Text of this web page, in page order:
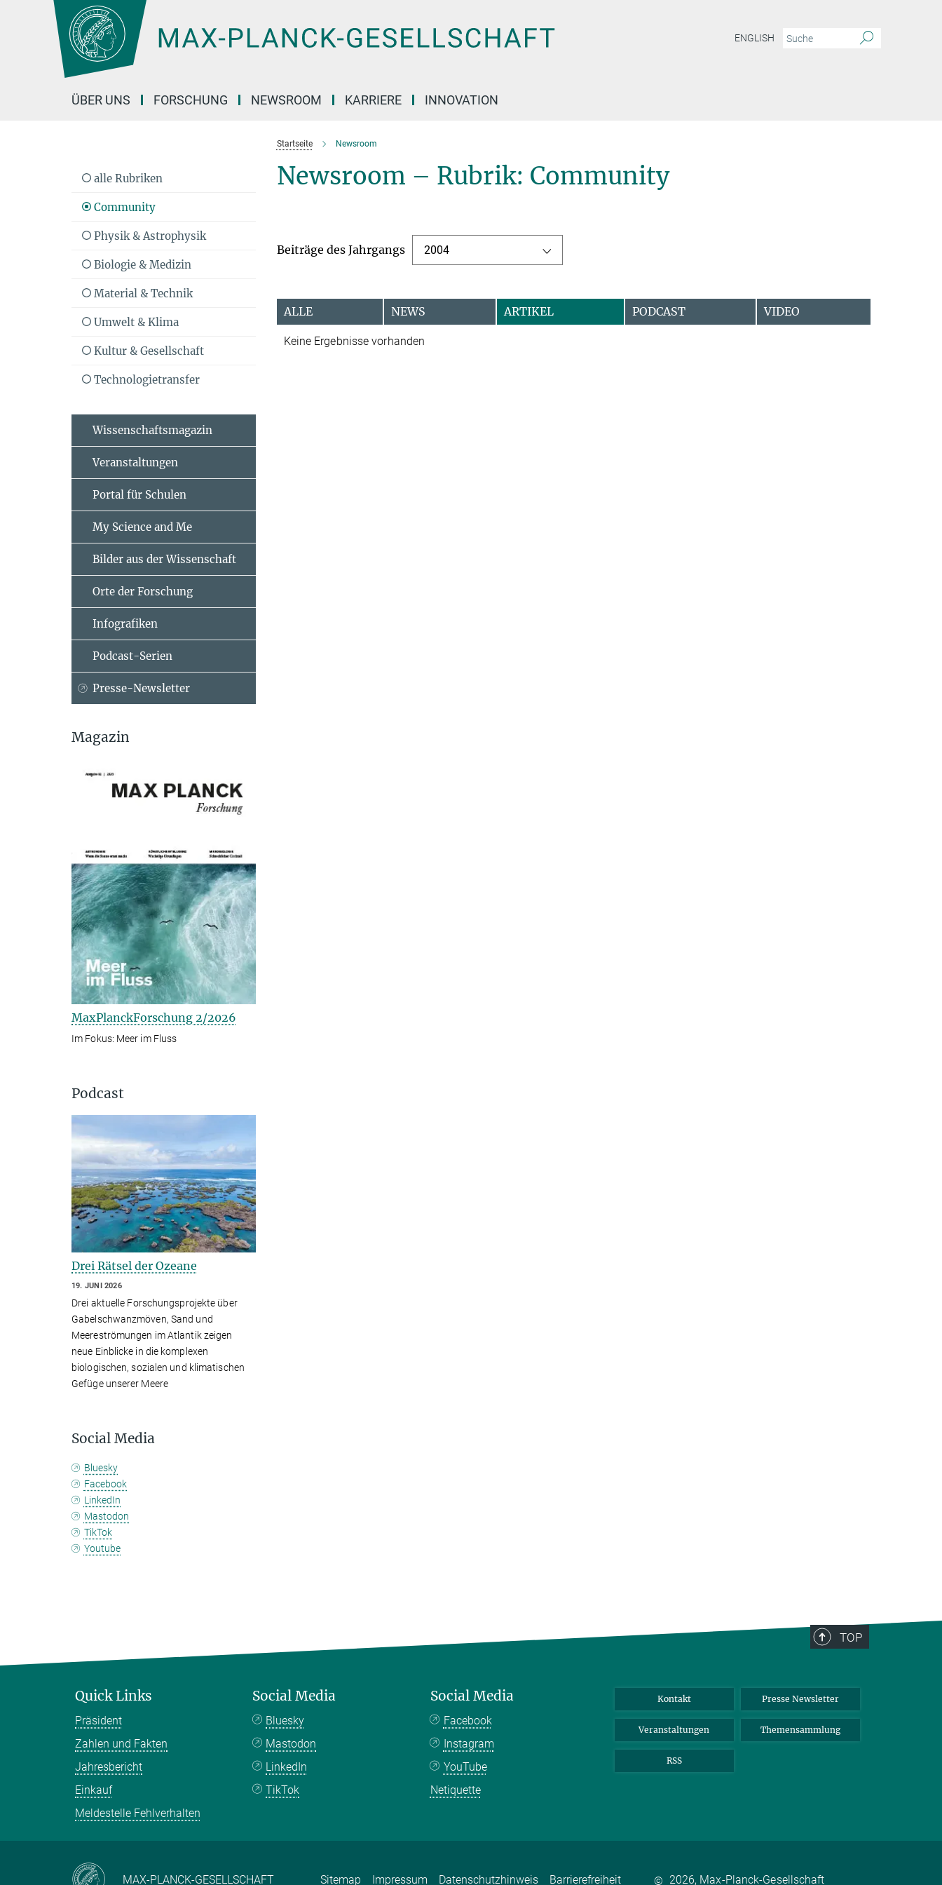
Hauptinhalt
ENGLISH
ÜBER UNS FORSCHUNG NEWSROOM KARRIERE INNOVATION
Startseite Newsroom
Newsroom – Rubrik: Community
Beiträge des Jahrgangs 2004
ALLE NEWS ARTIKEL PODCAST VIDEO
Keine Ergebnisse vorhanden
alle Rubriken
Community
Physik & Astrophysik
Biologie & Medizin
Material & Technik
Umwelt & Klima
Kultur & Gesellschaft
Technologietransfer
Wissenschaftsmagazin
Veranstaltungen
Portal für Schulen
My Science and Me
Bilder aus der Wissenschaft
Orte der Forschung
Infografiken
Podcast-Serien
Presse-Newsletter
Magazin
MaxPlanckForschung 2/2026
Im Fokus: Meer im Fluss
Podcast
Drei Rätsel der Ozeane
19. JUNI 2026
Drei aktuelle Forschungsprojekte über
Gabelschwanzmöven, Sand und
Meereströmungen im Atlantik zeigen
neue Einblicke in die komplexen
biologischen, sozialen und klimatischen
Gefüge unserer Meere
Social Media
Bluesky
Facebook
LinkedIn
Mastodon
TikTok
Youtube
TOP
Quick Links
Präsident
Zahlen und Fakten
Jahresbericht
Einkauf
Meldestelle Fehlverhalten
Social Media
Bluesky
Mastodon
LinkedIn
TikTok
Social Media
Facebook
Instagram
YouTube
Netiquette
Kontakt Presse Newsletter
Veranstaltungen Themensammlung
RSS
MAX-PLANCK-GESELLSCHAFT Sitemap Impressum Datenschutzhinweis Barrierefreiheit © 2026, Max-Planck-Gesellschaft